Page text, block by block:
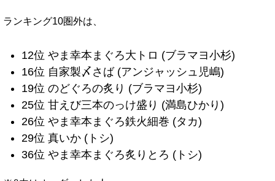
ランキング10圏外は、
12位 やま幸本まぐろ大トロ (ブラマヨ小杉)
16位 自家製〆さば (アンジャッシュ児嶋)
19位 のどぐろの炙り (ブラマヨ小杉)
25位 甘えび三本のっけ盛り (満島ひかり)
26位 やま幸本まぐろ鉄火細巻 (タカ)
29位 真いか (トシ)
36位 やま幸本まぐろ炙りとろ (トシ)